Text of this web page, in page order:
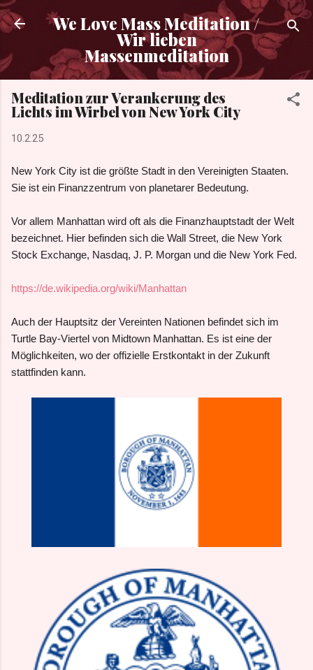
Direkt zum Hauptbereich
We Love Mass Meditation /
Wir lieben
Massenmeditation
Meditation zur Verankerung des
Lichts im Wirbel von New York City
10.2.25
New York City ist die größte Stadt in den Vereinigten Staaten.
Sie ist ein Finanzzentrum von planetarer Bedeutung.
Vor allem Manhattan wird oft als die Finanzhauptstadt der Welt
bezeichnet. Hier befinden sich die Wall Street, die New York
Stock Exchange, Nasdaq, J. P. Morgan und die New York Fed.
https://de.wikipedia.org/wiki/Manhattan
Auch der Hauptsitz der Vereinten Nationen befindet sich im
Turtle Bay-Viertel von Midtown Manhattan. Es ist eine der
Möglichkeiten, wo der offizielle Erstkontakt in der Zukunft
stattfinden kann.